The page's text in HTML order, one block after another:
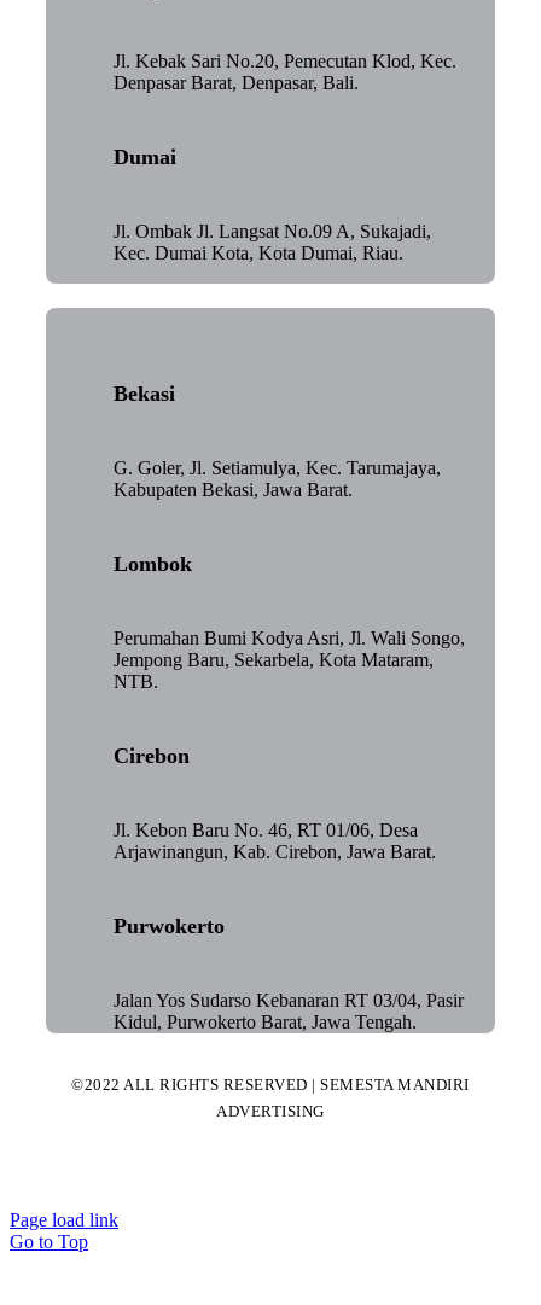
Jl. Kebak Sari No.20, Pemecutan Klod, Kec.
Denpasar Barat, Denpasar, Bali.
Dumai
Jl. Ombak Jl. Langsat No.09 A, Sukajadi,
Kec. Dumai Kota, Kota Dumai, Riau.
Bekasi
G. Goler, Jl. Setiamulya, Kec. Tarumajaya,
Kabupaten Bekasi, Jawa Barat.
Lombok
Perumahan Bumi Kodya Asri, Jl. Wali Songo,
Jempong Baru, Sekarbela, Kota Mataram,
NTB.
Cirebon
Jl. Kebon Baru No. 46, RT 01/06, Desa
Arjawinangun, Kab. Cirebon, Jawa Barat.
Purwokerto
Jalan Yos Sudarso Kebanaran RT 03/04, Pasir
Kidul, Purwokerto Barat, Jawa Tengah.
©2022 ALL RIGHTS RESERVED | SEMESTA MANDIRI
ADVERTISING
Page load link
Go to Top